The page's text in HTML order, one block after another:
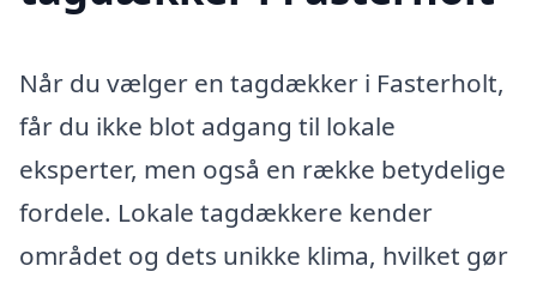
Når du vælger en tagdækker i Fasterholt,
får du ikke blot adgang til lokale
eksperter, men også en række betydelige
fordele. Lokale tagdækkere kender
området og dets unikke klima, hvilket gør